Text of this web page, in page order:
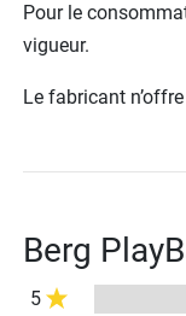
Pour le
vigueur.
Le fabricant
Berg
5